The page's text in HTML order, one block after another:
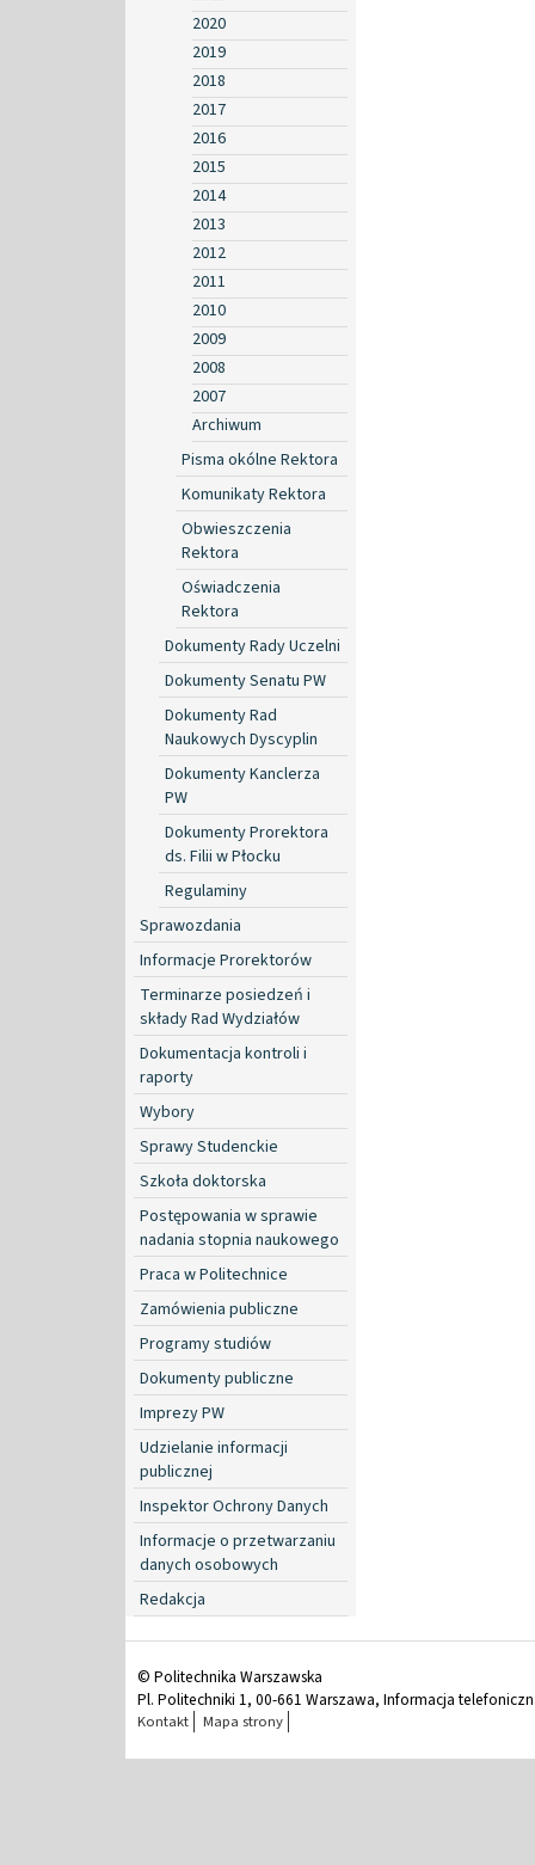
2020
2019
2018
2017
2016
2015
2014
2013
2012
2011
2010
2009
2008
2007
Archiwum
Pisma okólne Rektora
Komunikaty Rektora
Obwieszczenia
Rektora
Oświadczenia
Rektora
Dokumenty Rady Uczelni
Dokumenty Senatu PW
Dokumenty Rad
Naukowych Dyscyplin
Dokumenty Kanclerza
PW
Dokumenty Prorektora
ds. Filii w Płocku
Regulaminy
Sprawozdania
Informacje Prorektorów
Terminarze posiedzeń i
składy Rad Wydziałów
Dokumentacja kontroli i
raporty
Wybory
Sprawy Studenckie
Szkoła doktorska
Postępowania w sprawie
nadania stopnia naukowego
Praca w Politechnice
Zamówienia publiczne
Programy studiów
Dokumenty publiczne
Imprezy PW
Udzielanie informacji
publicznej
Inspektor Ochrony Danych
Informacje o przetwarzaniu
danych osobowych
Redakcja
© Politechnika Warszawska
Pl. Politechniki 1, 00-661 Warszawa, Informacja
Kontakt Mapa strony